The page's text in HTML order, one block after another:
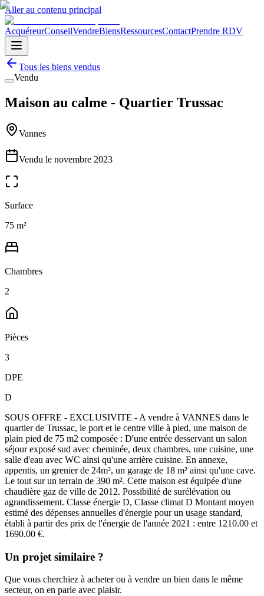
Aller au contenu principal
AcquéreurConseilVendreBiensRessourcesContactPrendre RDV
Tous les biens vendus
Vendu
Maison au calme - Quartier Trussac
Vannes
Vendu le novembre 2023
Surface
75 m²
Chambres
2
Pièces
3
DPE
D
SOUS OFFRE - EXCLUSIVITE - A vendre à VANNES dans le
quartier de Trussac, le port et le centre ville à pied, une maison de
plain pied de 75 m2 composée : D'une entrée desservant un salon
séjour exposé sud avec cheminée, deux chambres, une cuisine, une
salle d'eau avec WC ainsi qu'une arrière cuisine. En annexe,
appentis, un grenier de 24m², un garage de 18 m² ainsi qu'une cave.
Le tout sur un terrain de 390 m². Cette maison est équipée d'une
chaudière gaz de ville de 2012. Possibilité de surélévation ou
agrandissement. Classe énergie D, Classe climat D Montant moyen
estimé des dépenses annuelles d'énergie pour un usage standard,
établi à partir des prix de l'énergie de l'année 2021 : entre 1210.00 et
1690.00 €.
Un projet similaire ?
Que vous cherchiez à acheter ou à vendre un bien dans le même
secteur, on en parle avec plaisir.